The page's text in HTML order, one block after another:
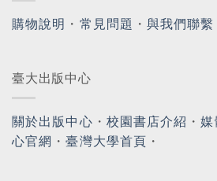
購物說明 ・ 常見問題 ・與我們聯繫
臺大出版中心
關於出版中心 ・ 校園書店介紹 ・媒
心官網 ・臺灣大學首頁 ・